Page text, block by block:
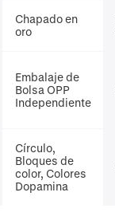
Chapado en
oro
Embalaje de
Bolsa OPP
Independiente
Círculo,
Bloques de
color, Colores
Dopamina